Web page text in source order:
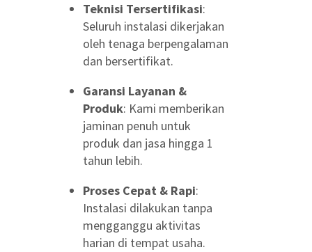
Teknisi Tersertifikasi:
Seluruh instalasi dikerjakan
oleh tenaga berpengalaman
dan bersertifikat.
Garansi Layanan &
Produk: Kami memberikan
jaminan penuh untuk
produk dan jasa hingga 1
tahun lebih.
Proses Cepat & Rapi:
Instalasi dilakukan tanpa
mengganggu aktivitas
harian di tempat usaha.